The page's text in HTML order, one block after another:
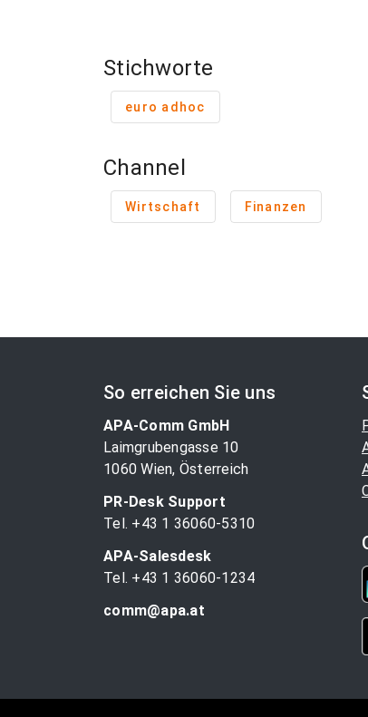
Stichworte
euro adhoc
Channel
Wirtschaft Finanzen
So erreichen Sie uns
APA-Comm GmbH
Laimgrubengasse 10
1060 Wien, Österreich
PR-Desk Support
Tel. +43 1 36060-5310
APA-Salesdesk
Tel. +43 1 36060-1234
comm@apa.at